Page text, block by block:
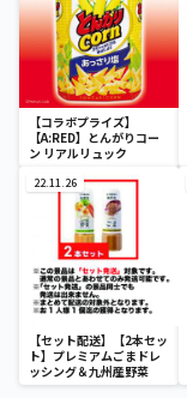
【コラボプライズ】
【A:RED】とんがりコー
ン リアルリュック
22.11.26
【セット配送】【2本セッ
ト】プレミアムごまドレ
ッシング＆九州産野菜